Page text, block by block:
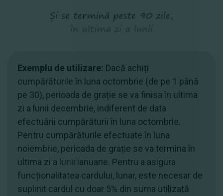
Exemplu de utilizare: Dacă achiți
cumpărăturile în luna octombrie (de pe 1 până
pe 30), perioada de grație se va finisa în ultima
zi a lunii decembrie, indiferent de data
efectuării cumpărăturii în luna octombrie.
Pentru cumpărăturile efectuate în luna
noiembrie, perioada de grație se va termina în
ultima zi a lunii ianuarie. Pentru a asigura
funcționalitatea cardului, lunar, este necesar de
suplinit cardul cu doar 5% din suma utilizată